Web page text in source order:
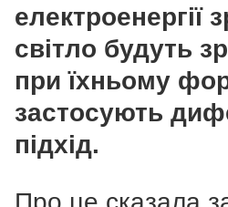
електроенергії
світло будуть
при їхньому
застосують
підхід.